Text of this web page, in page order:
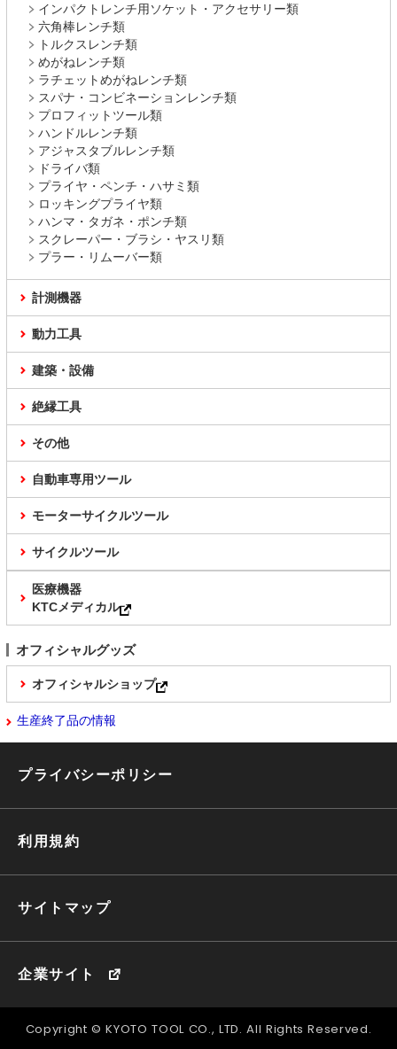
インパクトレンチ用ソケット・アクセサリー類
六角棒レンチ類
トルクスレンチ類
めがねレンチ類
ラチェットめがねレンチ類
スパナ・コンビネーションレンチ類
プロフィットツール類
ハンドルレンチ類
アジャスタブルレンチ類
ドライバ類
プライヤ・ペンチ・ハサミ類
ロッキングプライヤ類
ハンマ・タガネ・ポンチ類
スクレーパー・ブラシ・ヤスリ類
プラー・リムーバー類
計測機器
動力工具
建築・設備
絶縁工具
その他
自動車専用ツール
モーターサイクルツール
サイクルツール
医療機器
KTCメディカル
オフィシャルグッズ
オフィシャルショップ
生産終了品の情報
プライバシーポリシー
利用規約
サイトマップ
企業サイト
Copyright © KYOTO TOOL CO., LTD. All Rights Reserved.